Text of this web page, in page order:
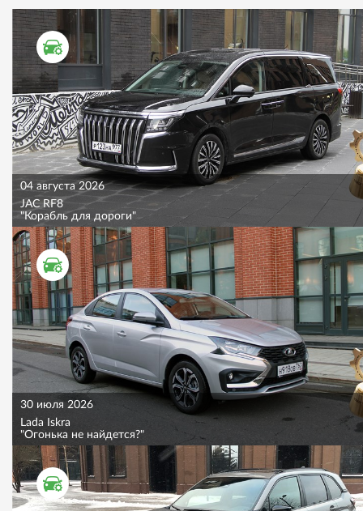
ТЕСТ ДРАЙВ
04 августа 2026
JAC RF8
"Корабль для дороги"
ТЕСТ ДРАЙВ
30 июля 2026
Lada Iskra
"Огонька не найдется?"
ТЕСТ ДРАЙВ